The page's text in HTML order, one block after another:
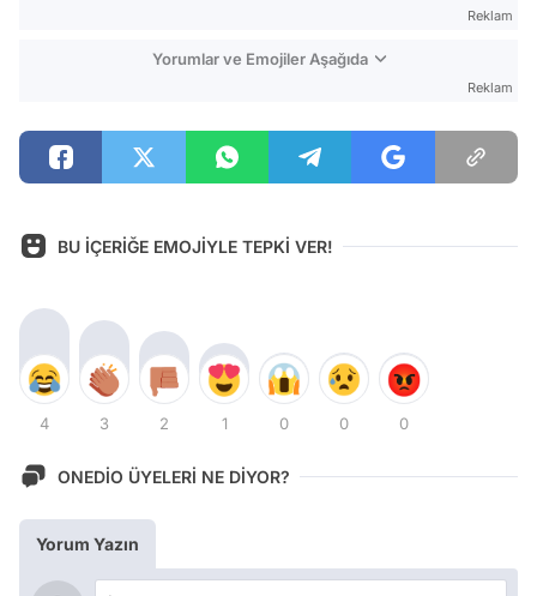
Reklam
Yorumlar ve Emojiler Aşağıda
Reklam
BU İÇERİĞE EMOJİYLE TEPKİ VER!
4 3 2 1 0 0 0
ONEDİO ÜYELERİ NE DİYOR?
Yorum Yazın